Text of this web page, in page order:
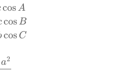
cos A
cos B
cos C
a2